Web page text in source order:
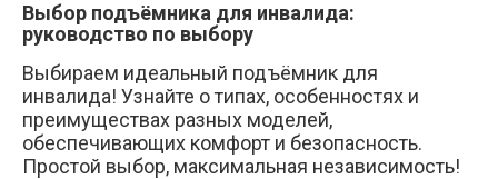
Выбор подъёмника для инвалида:
руководство по выбору
Выбираем идеальный подъёмник для
инвалида! Узнайте о типах, особенностях и
преимуществах разных моделей,
обеспечивающих комфорт и безопасность.
Простой выбор, максимальная независимость!